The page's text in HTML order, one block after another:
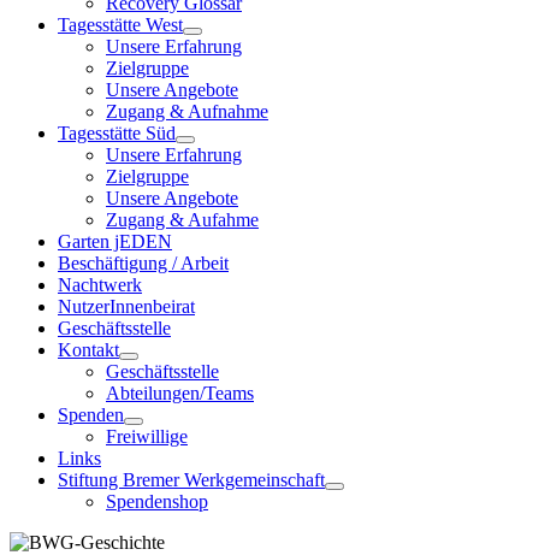
Tagesstätte West
Unsere Erfahrung
Zielgruppe
Unsere Angebote
Zugang & Aufnahme
Tagesstätte Süd
Unsere Erfahrung
Zielgruppe
Unsere Angebote
Zugang & Aufahme
Garten jEDEN
Beschäftigung / Arbeit
Nachtwerk
NutzerInnenbeirat
Geschäftsstelle
Kontakt
Geschäftsstelle
Abteilungen/Teams
Spenden
Freiwillige
Links
Stiftung Bremer Werkgemeinschaft
Spendenshop